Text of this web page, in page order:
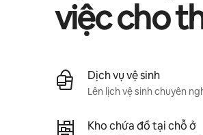
việc cho
Dịch vụ vệ sinh
Lên lịch vệ sinh chuyên
Kho chứa đồ tại chỗ ở